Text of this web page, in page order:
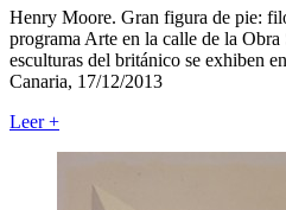
Henry Moore. Gran figura de pie:
programa Arte en la calle de la
esculturas del británico se exhiben
Canaria, 17/12/2013
Leer+